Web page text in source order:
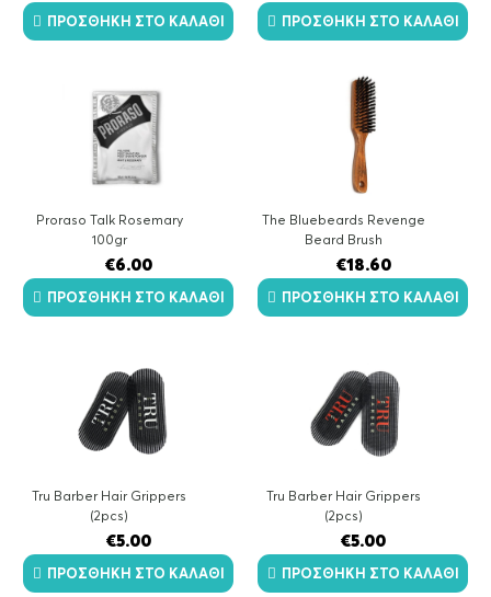
ΠΡΟΣΘΉΚΗ ΣΤΟ ΚΑΛΆΘΙ ΠΡΟΣΘΉΚΗ ΣΤΟ ΚΑΛΆΘΙ
Proraso Talk Rosemary
100gr
€6.00
ΠΡΟΣΘΉΚΗ ΣΤΟ ΚΑΛΆΘΙ
The Bluebeards Revenge
Beard Brush
€18.60
ΠΡΟΣΘΉΚΗ ΣΤΟ ΚΑΛΆΘΙ
Tru Barber Hair Grippers
(2pcs)
€5.00
ΠΡΟΣΘΉΚΗ ΣΤΟ ΚΑΛΆΘΙ
Tru Barber Hair Grippers
(2pcs)
€5.00
ΠΡΟΣΘΉΚΗ ΣΤΟ ΚΑΛΆΘΙ